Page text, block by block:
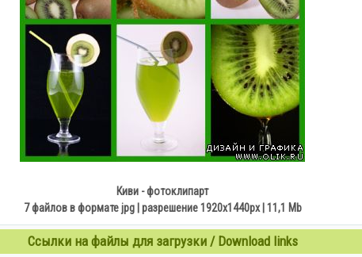
Киви - фотоклипарт
7 файлов в формате jpg | разрешение 1920x1440px | 11,1 Mb
Ссылки на файлы для загрузки / Download links